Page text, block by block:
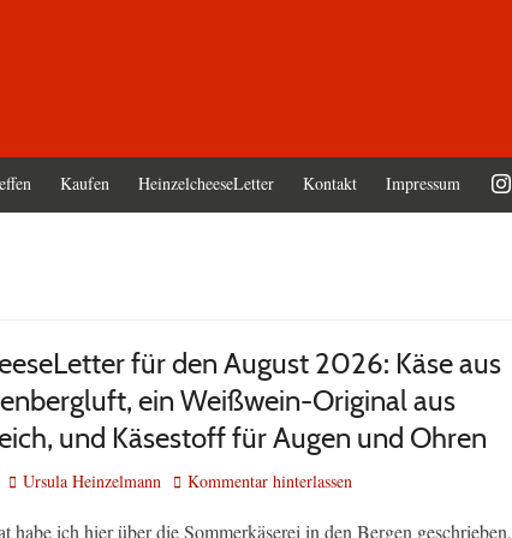
Kaufen HeinzelcheeseLetter Kontakt Impressum
für den August 2026: Käse aus
ein Weißwein-Original aus
und Käsestoff für Augen und Ohren
Autor
Ursula Heinzelmann Kommentar hinterlassen
habe ich hier über die Sommerkäserei in den Bergen geschrieben,